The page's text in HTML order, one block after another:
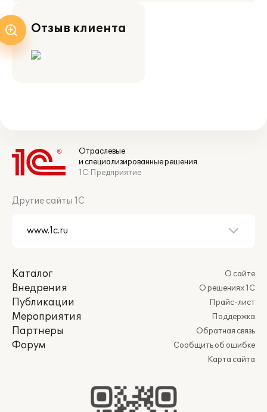
Отзыв клиента
Отраслевые
и специализированные решения
1С:Предприятие
Другие сайты 1С
Каталог
Внедрения
Публикации
Мероприятия
Партнеры
Форум
О сайте
О решениях 1С
Прайс-лист
Поддержка
Обратная связь
Сообщить об ошибке
Карта сайта